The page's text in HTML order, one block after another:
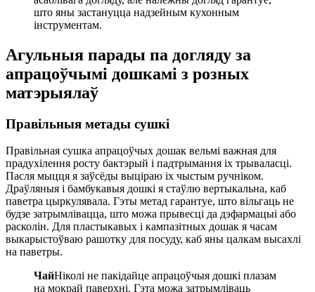
што яны застануцца надзейным кухонным
інструментам.
Агульныя парады па догляду за
апрацоўчымі дошкамі з розных
матэрыялаў
Правільныя метады сушкі
Правільная сушка апрацоўчых дошак вельмі важная для
прадухілення росту бактэрый і падтрымання іх трываласці.
Пасля мыцця я заўсёды выціраю іх чыстым ручніком.
Драўляныя і бамбукавыя дошкі я стаўлю вертыкальна, каб
паветра цыркулявала. Гэты метад гарантуе, што вільгаць не
будзе затрымлівацца, што можа прывесці да дэфармацыі або
расколін. Для пластыкавых і кампазітных дошак я часам
выкарыстоўваю рашотку для посуду, каб яны цалкам высахлі
на паветры.
ЧайНіколі не пакідайце апрацоўчыя дошкі плазам
на мокрай паверхні. Гэта можа затрымліваць